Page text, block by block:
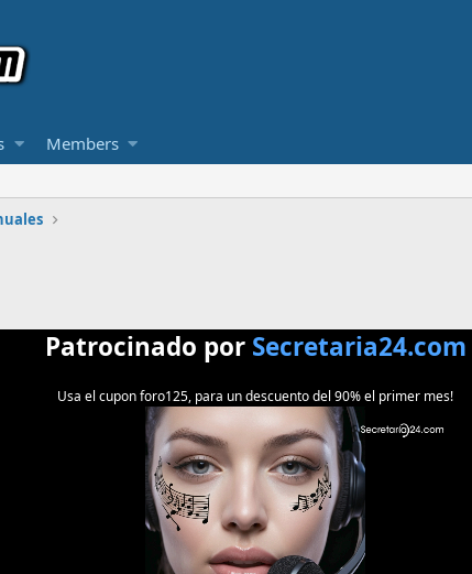
Members
Patrocinado por Secretaria24.com
Usa el cupon foro125, para un descuento del 90% el primer mes!